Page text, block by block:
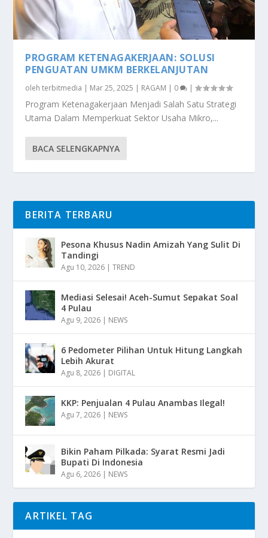
PROGRAM KETENAGAKERJAAN: SOLUSI
PENGUATAN UMKM BERKELANJUTAN
olehterbitmedia | Mar 25, 2025 | RAGAM | 0 |
Program Ketenagakerjaan Menjadi Salah Satu Strategi
Utama Dalam Memperkuat Sektor Usaha Mikro,...
BACA SELENGKAPNYA
BERITA TERBARU
Pesona Khusus Nadin Amizah Yang Sulit Di
Tandingi
Agu 10, 2026 |TREND
Mediasi Selesai! Aceh-Sumut Sepakat Soal
4 Pulau
Agu 9, 2026 | NEWS
6 Pedometer Pilihan Untuk Hitung Langkah
Lebih Akurat
Agu 8, 2026 | DIGITAL
KKP: Penjualan 4 Pulau Anambas Ilegal!
Agu 7, 2026 | NEWS
Bikin Paham Pilkada: Syarat Resmi Jadi
Bupati Di Indonesia
Agu 6, 2026 | NEWS
ARTIKEL TAG